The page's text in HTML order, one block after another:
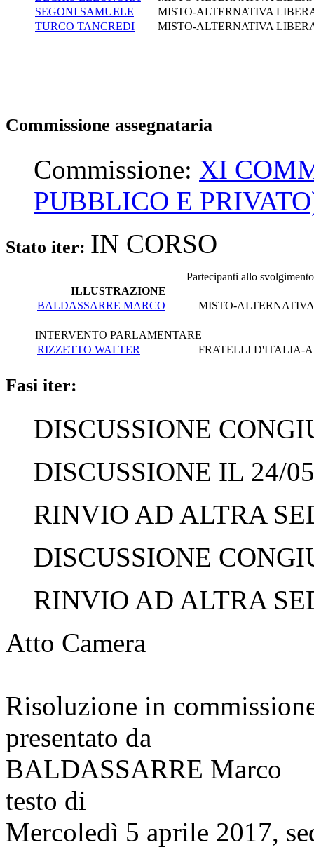
SEGONI SAMUELE
MISTO-ALTERNATIVA
TURCO TANCREDI
MISTO-ALTERNATIVA
Commissione assegnataria
Commissione: XI
PUBBLICO E
Stato iter: IN CORSO
Partecipanti allo
ILLUSTRAZIONE
BALDASSARRE MARCO
MISTO-
INTERVENTO PARLAMENTARE
RIZZETTO WALTER
FRATELLI D'ITALIA-
Fasi iter:
DISCUSSIONE
DISCUSSIONE IL 24/
RINVIO AD ALTRA
DISCUSSIONE
RINVIO AD ALTRA
Atto Camera
Risoluzione in
presentato da
BALDASSARRE Marco
testo di
Mercoledì 5 aprile 2017,